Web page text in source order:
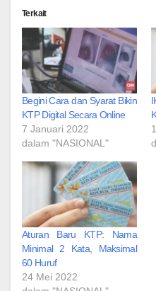
Terkait
Begini Cara dan Syarat Bikin
KTP Digital Secara Online
7 Januari 2022
dalam "NASIONAL"
Aturan Baru KTP: Nama
Minimal 2 Kata, Maksimal
60 Huruf
24 Mei 2022